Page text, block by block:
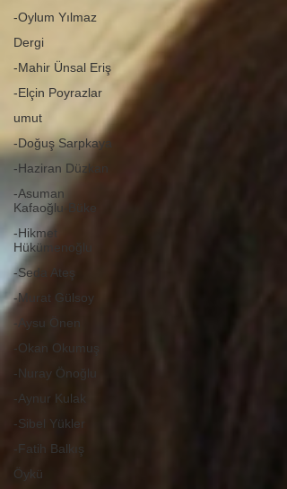
-Oylum Yılmaz
Dergi
-Mahir Ünsal Eriş
-Elçin Poyrazlar
umut
-Doğuş Sarpkaya
-Haziran Düzkan
-Asuman
Kafaoğlu-Büke
-Hikmet
Hükümenoğlu
-Seda Ateş
-Murat Gülsoy
-Aysu Önen
-Okan Okumuş
-Nuray Önoğlu
-Aynur Kulak
-Sibel Yükler
-Fatih Balkış
Öykü